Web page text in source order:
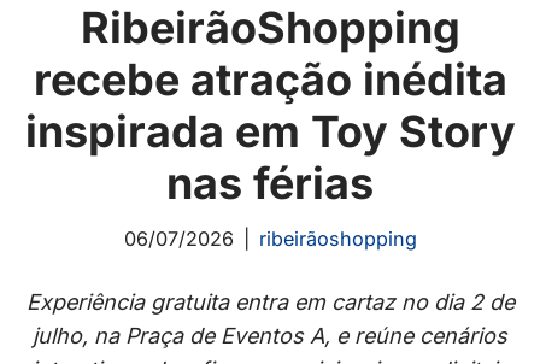
RibeirãoShopping
recebe atração inédita
inspirada em Toy Story
nas férias
06/07/2026 ribeirãoshopping
Experiência gratuita entra em cartaz no dia 2 de
julho, na Praça de Eventos A, e reúne cenários